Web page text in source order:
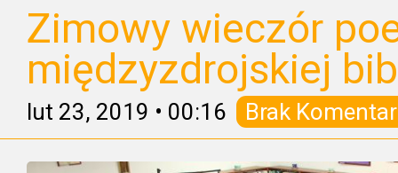
Zimowy wieczór
międzyzdrojskiej
lut 23, 2019 • 00:16 Brak